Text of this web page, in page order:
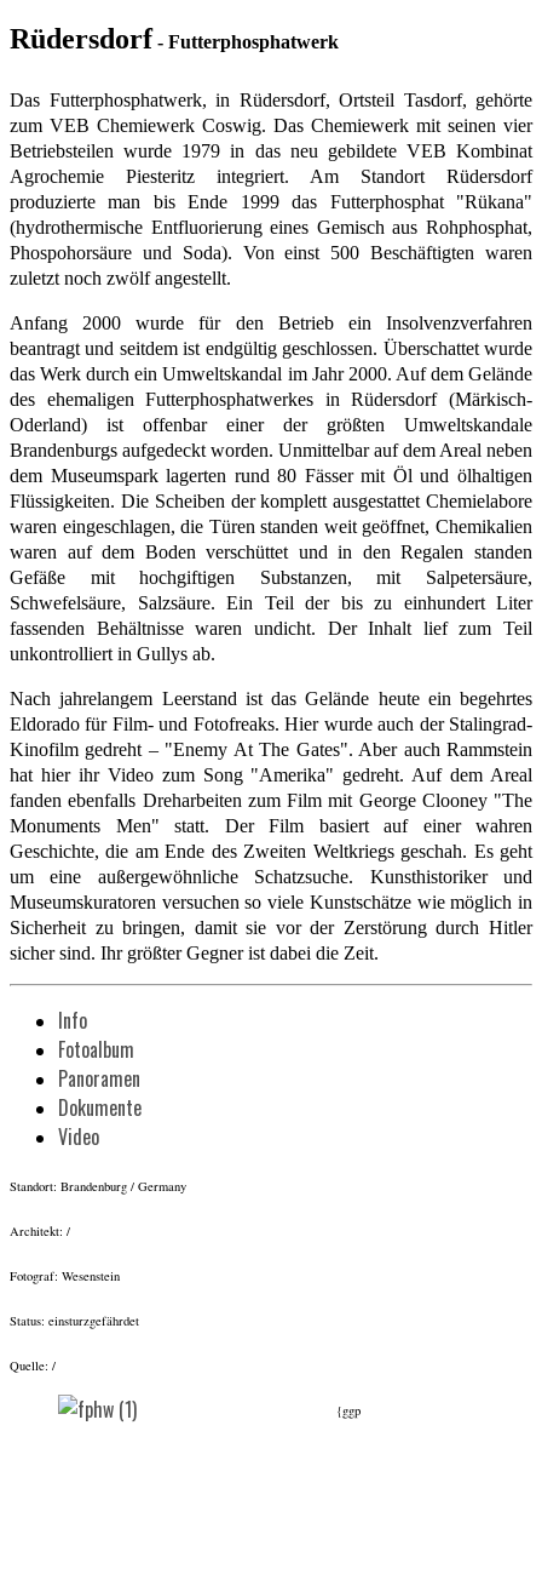
Rüdersdorf - Futterphosphatwerk
Das Futterphosphatwerk, in Rüdersdorf, Ortsteil Tasdorf, gehörte
zum VEB Chemiewerk Coswig. Das Chemiewerk mit seinen vier
Betriebsteilen wurde 1979 in das neu gebildete VEB Kombinat
Agrochemie Piesteritz integriert. Am Standort Rüdersdorf
produzierte man bis Ende 1999 das Futterphosphat "Rükana"
(hydrothermische Entfluorierung eines Gemisch aus Rohphosphat,
Phospohorsäure und Soda). Von einst 500 Beschäftigten waren
zuletzt noch zwölf angestellt.
Anfang 2000 wurde für den Betrieb ein Insolvenzverfahren
beantragt und seitdem ist endgültig geschlossen. Überschattet wurde
das Werk durch ein Umweltskandal im Jahr 2000. Auf dem Gelände
des ehemaligen Futterphosphatwerkes in Rüdersdorf (Märkisch-
Oderland) ist offenbar einer der größten Umweltskandale
Brandenburgs aufgedeckt worden. Unmittelbar auf dem Areal neben
dem Museumspark lagerten rund 80 Fässer mit Öl und ölhaltigen
Flüssigkeiten. Die Scheiben der komplett ausgestattet Chemielabore
waren eingeschlagen, die Türen standen weit geöffnet, Chemikalien
waren auf dem Boden verschüttet und in den Regalen standen
Gefäße mit hochgiftigen Substanzen, mit Salpetersäure,
Schwefelsäure, Salzsäure. Ein Teil der bis zu einhundert Liter
fassenden Behältnisse waren undicht. Der Inhalt lief zum Teil
unkontrolliert in Gullys ab.
Nach jahrelangem Leerstand ist das Gelände heute ein begehrtes
Eldorado für Film- und Fotofreaks. Hier wurde auch der Stalingrad-
Kinofilm gedreht – "Enemy At The Gates". Aber auch Rammstein
hat hier ihr Video zum Song "Amerika" gedreht. Auf dem Areal
fanden ebenfalls Dreharbeiten zum Film mit George Clooney "The
Monuments Men" statt. Der Film basiert auf einer wahren
Geschichte, die am Ende des Zweiten Weltkriegs geschah. Es geht
um eine außergewöhnliche Schatzsuche. Kunsthistoriker und
Museumskuratoren versuchen so viele Kunstschätze wie möglich in
Sicherheit zu bringen, damit sie vor der Zerstörung durch Hitler
sicher sind. Ihr größter Gegner ist dabei die Zeit.
Info
Fotoalbum
Panoramen
Dokumente
Video
Standort: Brandenburg / Germany
Architekt: /
Fotograf: Wesenstein
Status: einsturzgefährdet
Quelle: /
{ggp